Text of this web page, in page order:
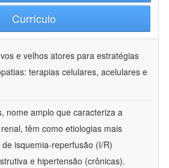
Currículo
e velhos atores para estratégias
terapias celulares, acelulares e
nome amplo que caracteriza a
têm como etiologias mais
isquemia-reperfusão (I/R)
e hipertensão (crônicas).